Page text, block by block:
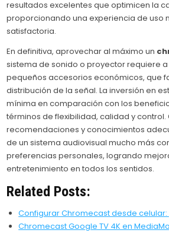
resultados excelentes que optimicen la
proporcionando una experiencia de uso
satisfactoria.
En definitiva, aprovechar al máximo un
sistema de sonido o proyector requiere
pequeños accesorios económicos, que
distribución de la señal. La inversión en
mínima en comparación con los
términos de flexibilidad, calidad y control.
recomendaciones y conocimientos
de un sistema audiovisual mucho más
preferencias personales, logrando
entretenimiento en todos los sentidos.
Related Posts:
Configurar Chromecast desde
Chromecast Google TV 4K en